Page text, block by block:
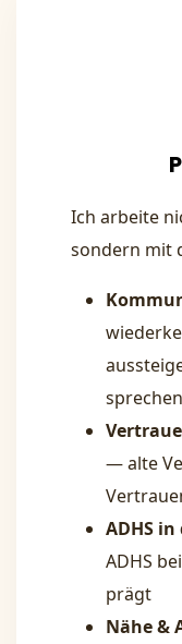
Ich arbeite
sondern mit
sprechen
— alte
ADHS
ADHS
prägt
Nähe &